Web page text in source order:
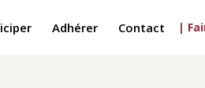
Adhérer Contact |